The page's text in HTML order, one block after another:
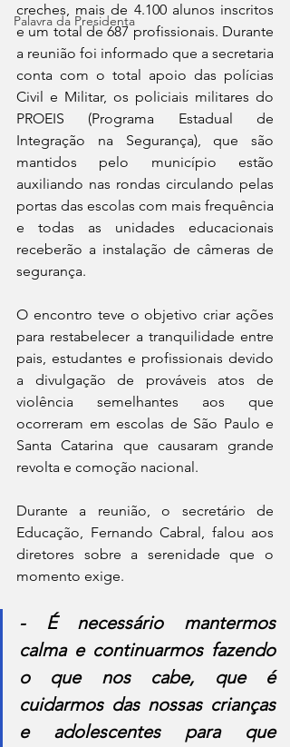
Palavra da Presidenta
creches, mais de 4.100 alunos inscritos
e um total de 687 profissionais. Durante
a reunião foi informado que a secretaria
conta com o total apoio das polícias
Civil e Militar, os policiais militares do
PROEIS (Programa Estadual de
Integração na Segurança), que são
mantidos pelo município estão
auxiliando nas rondas circulando pelas
portas das escolas com mais frequência
e todas as unidades educacionais
receberão a instalação de câmeras de
segurança.
O encontro teve o objetivo criar ações
para restabelecer a tranquilidade entre
pais, estudantes e profissionais devido
a divulgação de prováveis atos de
violência semelhantes aos que
ocorreram em escolas de São Paulo e
Santa Catarina que causaram grande
revolta e comoção nacional.
Durante a reunião, o secretário de
Educação, Fernando Cabral, falou aos
diretores sobre a serenidade que o
momento exige.
- É necessário mantermos
calma e continuarmos fazendo
o que nos cabe, que é
cuidarmos das nossas crianças
e adolescentes para que